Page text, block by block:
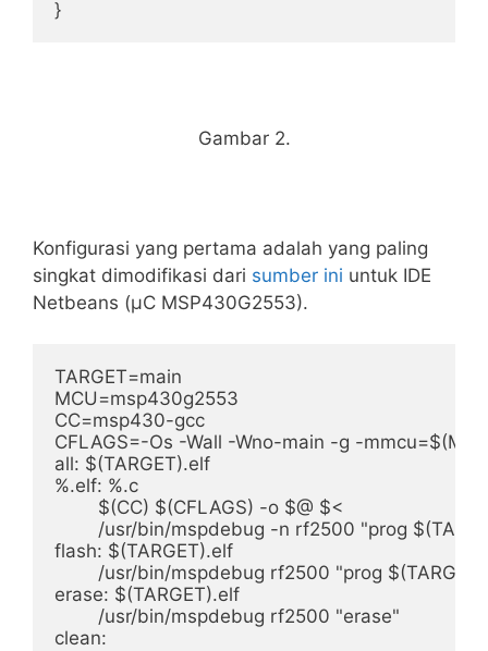
Gambar 2.
Konfigurasi yang pertama adalah yang paling
singkat dimodifikasi dari sumber ini untuk IDE
Netbeans (μC MSP430G2553).
TARGET=main
MCU=msp430g2553
CC=msp430-gcc
CFLAGS=-Os -Wall -Wno-main -g -
all: $(TARGET).elf
%.elf: %.c
flash: $(TARGET).elf
erase: $(TARGET).elf
clean: